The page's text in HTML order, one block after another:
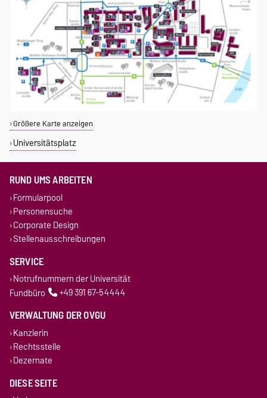
Größere Karte anzeigen
Universitätsplatz
RUND UMS ARBEITEN
Formularpool
Personensuche
Corporate Design
Stellenausschreibungen
SERVICE
Notrufnummern der Universität
Fundbüro
+49 391 67-54444
VERWALTUNG DER OVGU
Kanzlerin
Rechtsstelle
Dezernate
DIESE SEITE